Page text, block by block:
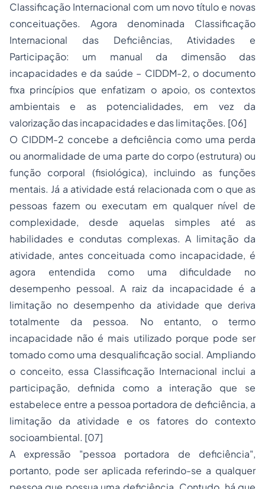
Classificação Internacional com um novo título e novas
conceituações. Agora denominada Classificação
Internacional das Deficiências, Atividades e
Participação: um manual da dimensão das
incapacidades e da saúde – CIDDM-2, o documento
fixa princípios que enfatizam o apoio, os contextos
ambientais e as potencialidades, em vez da
valorização das incapacidades e das limitações. [06]
O CIDDM-2 concebe a deficiência como uma perda
ou anormalidade de uma parte do corpo (estrutura) ou
função corporal (fisiológica), incluindo as funções
mentais. Já a atividade está relacionada com o que as
pessoas fazem ou executam em qualquer nível de
complexidade, desde aquelas simples até as
habilidades e condutas complexas. A limitação da
atividade, antes conceituada como incapacidade, é
agora entendida como uma dificuldade no
desempenho pessoal. A raiz da incapacidade é a
limitação no desempenho da atividade que deriva
totalmente da pessoa. No entanto, o termo
incapacidade não é mais utilizado porque pode ser
tomado como uma desqualificação social. Ampliando
o conceito, essa Classificação Internacional inclui a
participação, definida como a interação que se
estabelece entre a pessoa portadora de deficiência, a
limitação da atividade e os fatores do contexto
socioambiental. [07]
A expressão "pessoa portadora de deficiência",
portanto, pode ser aplicada referindo-se a qualquer